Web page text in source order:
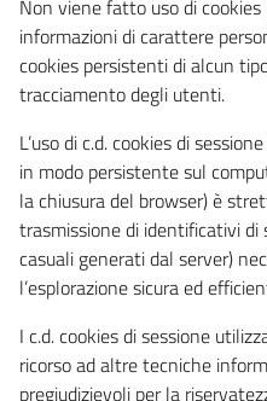
Non viene fatto uso di
informazioni di carattere
cookies persistenti di alcun
tracciamento degli utenti.
L’uso di c.d. cookies di
in modo persistente sul
la chiusura del browser) è
trasmissione di identificativi
casuali generati dal server)
l’esplorazione sicura ed
I c.d. cookies di sessione
ricorso ad altre tecniche
pregiudizievoli per la